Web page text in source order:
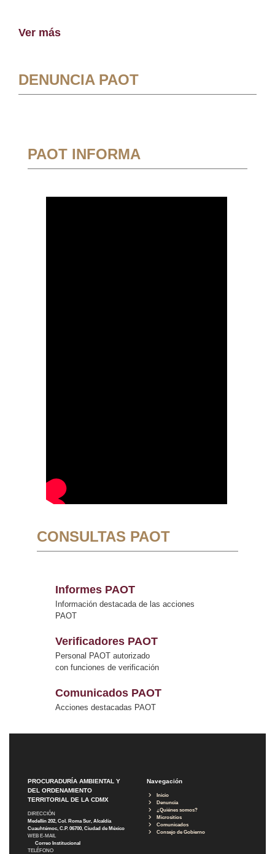
Ver más
DENUNCIA PAOT
PAOT INFORMA
CONSULTAS PAOT
Informes PAOT
Información destacada de las acciones
PAOT
Verificadores PAOT
Personal PAOT autorizado
con funciones de verificación
Comunicados PAOT
Acciones destacadas PAOT
PROCURADURÍA AMBIENTAL Y
DEL ORDENAMIENTO
TERRITORIAL DE LA CDMX
DIRECCIÓN
Medellín 202, Col. Roma Sur, Alcaldía
Cuauhtémoc, C.P. 06700, Ciudad de México
WEB E-MAIL
Correo Institucional
TELÉFONO
Navegación
Inicio
Denuncia
¿Quiénes somos?
Micrositios
Comunicados
Consejo de Gobierno